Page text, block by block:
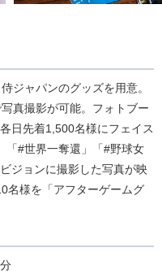
ジャパンのグッズを用意。
真撮影が可能。フォトブー
日先着1,500名様にフェイス
「#世界一奪還」「#野球女
ジョンに撮影した写真が映
名様を「アフターゲームグ